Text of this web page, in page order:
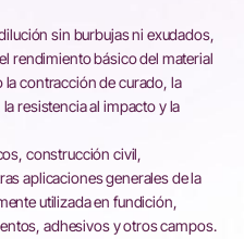
sin burbujas ni exudados,
rendimiento básico del material
contracción de curado, la
resistencia al impacto y la
construcción civil,
aplicaciones generales de la
utilizada en fundición,
adhesivos y otros campos.